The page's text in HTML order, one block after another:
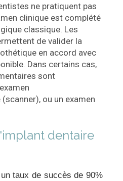
ne pratiquent pas
clinique est complété
classique. Les
de valider la
en accord avec
Dans certains cas,
sont
ou un examen
dentaire
taux de succès de 90%